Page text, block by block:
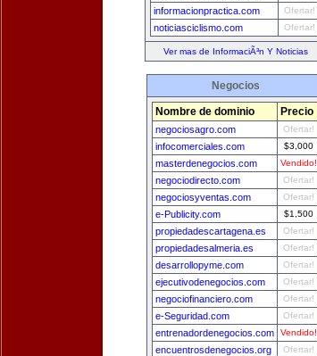
informacionpractica.com Ofertar!
noticiasciclismo.com Ofertar!
Ver mas de InformaciÃ³n Y Noticias
Negocios
Nombre de dominio Precio
negociosagro.com Ofertar!
infocomerciales.com $3,000
masterdenegocios.com Vendido!
negociodirecto.com Ofertar!
negociosyventas.com Ofertar!
e-Publicity.com $1,500
propiedadescartagena.es Ofertar!
propiedadesalmeria.es Ofertar!
desarrollopyme.com Ofertar!
ejecutivodenegocios.com Ofertar!
negociofinanciero.com Ofertar!
e-Seguridad.com Ofertar!
entrenadordenegocios.com Vendido!
encuentrosdenegocios.org Ofertar!